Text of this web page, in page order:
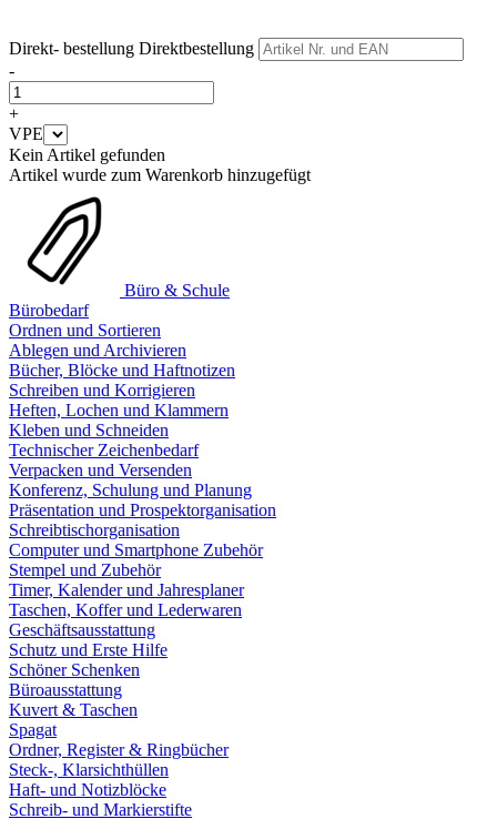
Direkt- bestellung Direktbestellung
-
+
VPE
Kein Artikel gefunden
Artikel wurde zum Warenkorb hinzugefügt
Büro & Schule
Bürobedarf
Ordnen und Sortieren
Ablegen und Archivieren
Bücher, Blöcke und Haftnotizen
Schreiben und Korrigieren
Heften, Lochen und Klammern
Kleben und Schneiden
Technischer Zeichenbedarf
Verpacken und Versenden
Konferenz, Schulung und Planung
Präsentation und Prospektorganisation
Schreibtischorganisation
Computer und Smartphone Zubehör
Stempel und Zubehör
Timer, Kalender und Jahresplaner
Taschen, Koffer und Lederwaren
Geschäftsausstattung
Schutz und Erste Hilfe
Schöner Schenken
Büroausstattung
Kuvert & Taschen
Spagat
Ordner, Register & Ringbücher
Steck-, Klarsichthüllen
Haft- und Notizblöcke
Schreib- und Markierstifte